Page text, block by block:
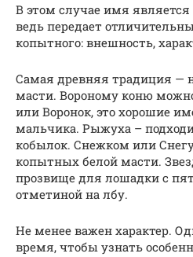
В этом случае имя
ведь передает
копытного: внешность,
Самая древняя традиция —
масти. Вороному коню
или Воронок, это хорошие
мальчика. Рыжуха –
кобылок. Снежком или
копытных белой масти.
прозвище для лошадки с
отметиной на лбу.
Не менее важен характер.
время, чтобы узнать